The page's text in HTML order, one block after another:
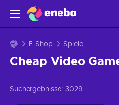
E-Shop Spiele
Cheap Video
Suchergebnisse: 3029